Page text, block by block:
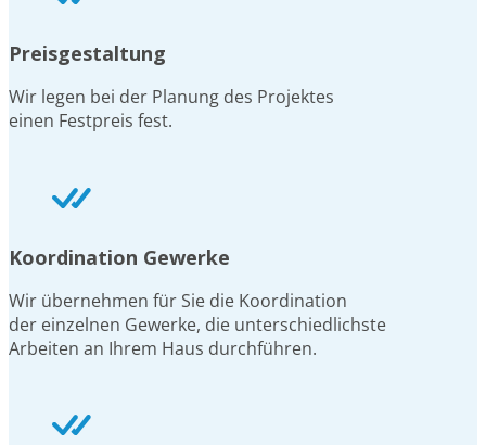
Preisgestaltung
Wir legen bei der Planung des Projektes
einen Festpreis fest.
Koordination Gewerke
Wir übernehmen für Sie die Koordination
der einzelnen Gewerke, die unterschiedlichste
Arbeiten an Ihrem Haus durchführen.